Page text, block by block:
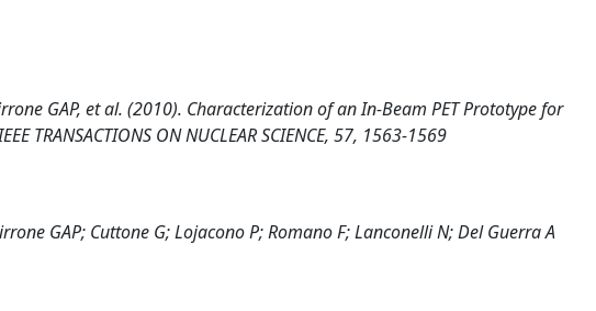
GAP, et al. (2010). Characterization of an In-Beam PET Prototype for
TRANSACTIONS ON NUCLEAR SCIENCE, 57, 1563-1569
GAP; Cuttone G; Lojacono P; Romano F; Lanconelli N; Del Guerra A